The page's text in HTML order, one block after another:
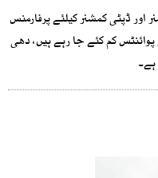
اور ڈپٹی کمشنر کیلئے پرفارمنس
کم کئے جا رہے ہیں، دھی